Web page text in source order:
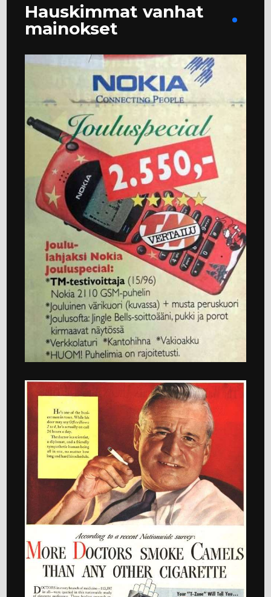
Hauskimmat vanhat
mainokset